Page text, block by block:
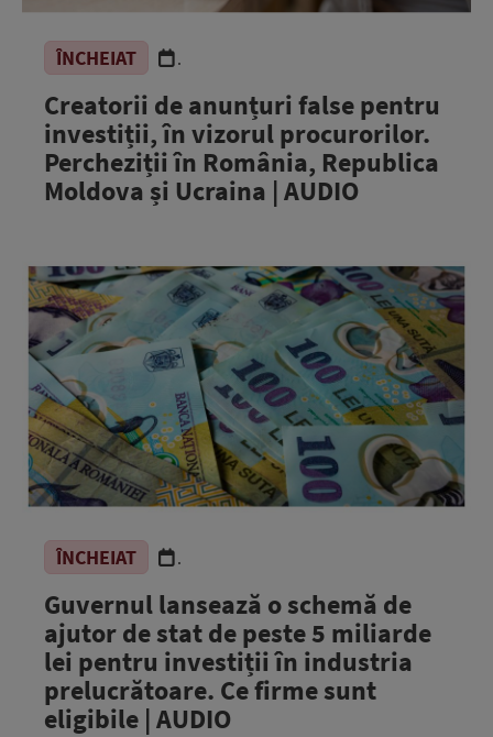
ÎNCHEIAT .
Creatorii de anunțuri false pentru
investiții, în vizorul procurorilor.
Percheziții în România, Republica
Moldova și Ucraina | AUDIO
ÎNCHEIAT .
Guvernul lansează o schemă de
ajutor de stat de peste 5 miliarde
lei pentru investiții în industria
prelucrătoare. Ce firme sunt
eligibile | AUDIO